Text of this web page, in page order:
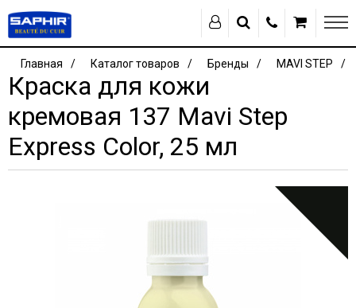
Главная Каталог товаров Бренды MAVI STEP
Краска для кожи
кремовая 137 Mavi Step
Express Color, 25 мл